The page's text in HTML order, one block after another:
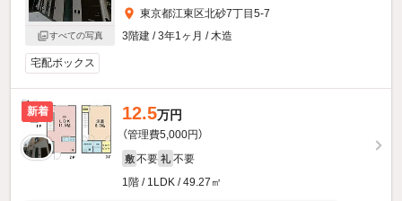
すべての写真
東京都江東区北砂7丁目5-7
3階建 / 3年1ヶ月 / 木造
宅配ボックス
新着 12.5万円
（管理費5,000円）
敷 不要 礼 不要
1階 / 1LDK / 49.27㎡